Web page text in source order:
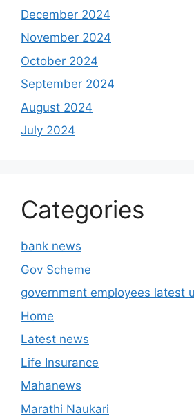
December 2024
November 2024
October 2024
September 2024
August 2024
July 2024
Categories
bank news
Gov Scheme
government employees latest
Home
Latest news
Life Insurance
Mahanews
Marathi Naukari